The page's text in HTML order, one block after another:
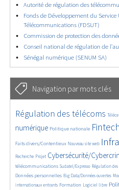
Autorité de régulation des
Fonds de Développement du Service
Télécommunications (FDSUT)
Commission de protection des
Conseil national de régulation de
Sénégal numérique (SENUM SA)
Navigation par mots clés
4672/5802
Régulation des télécoms
364/5802
3791/5802
numérique
1879/5802 Politique nationale
5244/5802 Fintech
692/5802
2485/5802
1611/5802
Faits divers/Contentieux Nouveau site web
Recherche
249/5802Projet
3677/5802 Cybersécurité/
2344/5802
1633/5802
télécommunications
295/5802 Sudatel/Expresso
1020/5802 Régulation
1536/5802
1246/5802
1674/5802
Données personnelles
149/5802 Big Data/Données ouvertes
627/5802
367/5802
773/5802
internationaux entrants
1764/5802 Formation
96/5802 Logiciel libre
2607/5802
1113/5802
181/5802
665/5802